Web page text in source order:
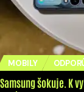
MOBILY
Samsung šokuje. K